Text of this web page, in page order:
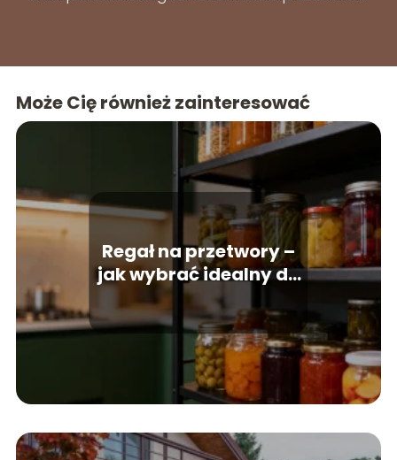
Może Cię również zainteresować
Regał na przetwory –
jak wybrać idealny do
spiżarni?